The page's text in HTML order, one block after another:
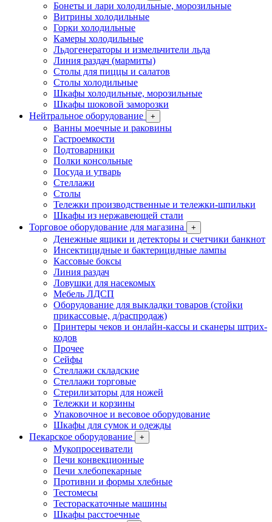
Бонеты и лари холодильные, морозильные
Витрины холодильные
Горки холодильные
Камеры холодильные
Льдогенераторы и измельчители льда
Линия раздач (мармиты)
Столы для пиццы и салатов
Столы холодильные
Шкафы холодильные, морозильные
Шкафы шоковой заморозки
Нейтральное оборудование
+
Ванны моечные и раковины
Гастроемкости
Подтоварники
Полки консольные
Посуда и утварь
Стеллажи
Столы
Тележки производственные и тележки-шпильки
Шкафы из нержавеющей стали
Торговое оборудование для магазина
+
Денежные ящики и детекторы и счетчики банкнот
Инсектицидные и бактерицидные лампы
Кассовые боксы
Линия раздач
Ловушки для насекомых
Мебель ЛДСП
Оборудование для выкладки товаров (стойки
прикассовые, д/распродаж)
Принтеры чеков и онлайн-кассы и сканеры штрих-
кодов
Прочее
Сейфы
Стеллажи складские
Стеллажи торговые
Стерилизаторы для ножей
Тележки и корзины
Упаковочное и весовое оборудование
Шкафы для сумок и одежды
Пекарское оборудование
+
Мукопросеиватели
Печи конвекционные
Печи хлебопекарные
Противни и формы хлебные
Тестомесы
Тестораскаточные машины
Шкафы расстоечные